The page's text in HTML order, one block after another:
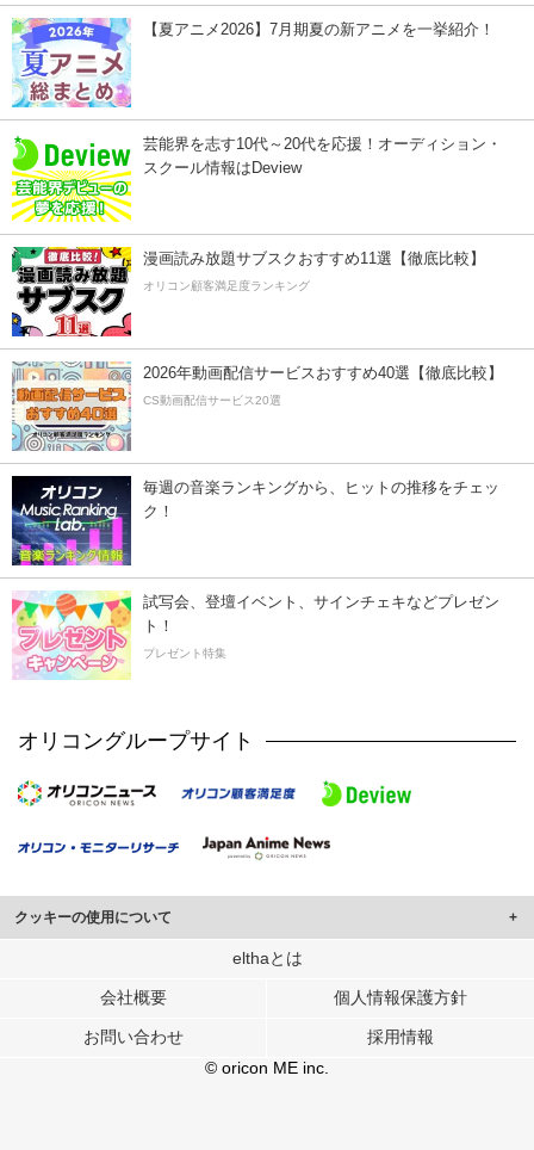
【夏アニメ2026】7月期夏の新アニメを一挙紹介！
芸能界を志す10代～20代を応援！オーディション・
スクール情報はDeview
漫画読み放題サブスクおすすめ11選【徹底比較】
オリコン顧客満足度ランキング
2026年動画配信サービスおすすめ40選【徹底比較】
CS動画配信サービス20選
毎週の音楽ランキングから、ヒットの推移をチェッ
ク！
試写会、登壇イベント、サインチェキなどプレゼン
ト！
プレゼント特集
オリコングループサイト
クッキーの使用について
このサイトでは Cookie を使用して、ユーザーに合わせたコンテンツや広告の
行っています。
メディアや広告配信、データ解析の各パートナーに提供しています。
各パートナーは、この情報とユーザーが各パートナーに提供した他の情報や、
ユーザーが各パートナーのサービスを使用したときに収集した他の情報を組み
elthaとは
会社概要 個人情報保護方針
お問い合わせ
採用情報
© oricon ME inc.